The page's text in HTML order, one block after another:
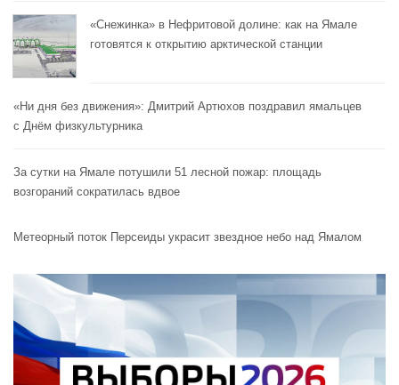
«Снежинка» в Нефритовой долине: как на Ямале
готовятся к открытию арктической станции
«Ни дня без движения»: Дмитрий Артюхов поздравил ямальцев
с Днём физкультурника
За сутки на Ямале потушили 51 лесной пожар: площадь
возгораний сократилась вдвое
Метеорный поток Персеиды украсит звездное небо над Ямалом